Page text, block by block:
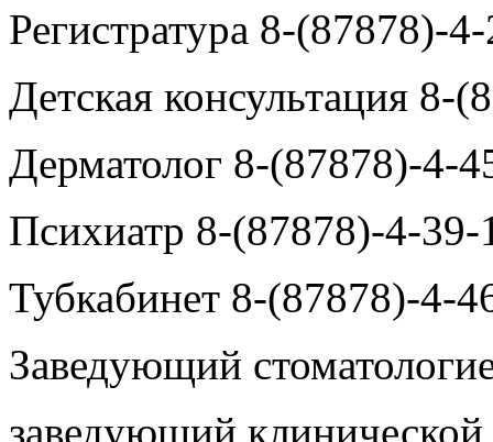
Регистратура 8-(87878)-
Детская консультация 8-
Дерматолог 8-(87878)-4-
Психиатр 8-(87878)-4-39-
Тубкабинет 8-(87878)-4-
Заведующий
заведующий клинической